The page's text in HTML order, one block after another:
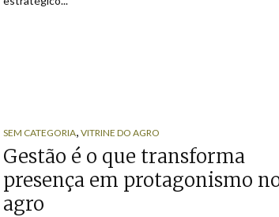
SEM CATEGORIA, VITRINE DO AGRO
Gestão é o que transforma
presença em protagonismo
agro